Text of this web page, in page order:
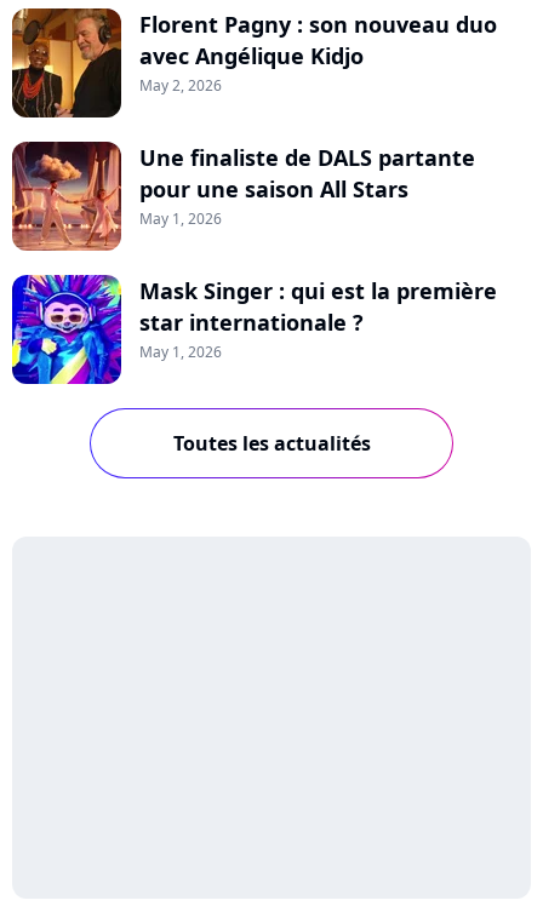
Florent Pagny : son nouveau duo
avec Angélique Kidjo
May 2, 2026
Une finaliste de DALS partante
pour une saison All Stars
May 1, 2026
Mask Singer : qui est la première
star internationale ?
May 1, 2026
Toutes les actualités